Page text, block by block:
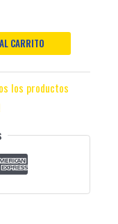
CARRITO
los productos